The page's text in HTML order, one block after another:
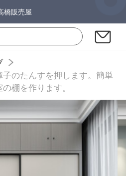
橋販売屋
のたんすを押します。簡単
棚を作ります。